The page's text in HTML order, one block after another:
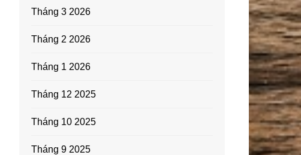
Tháng 3 2026
Tháng 2 2026
Tháng 1 2026
Tháng 12 2025
Tháng 10 2025
Tháng 9 2025